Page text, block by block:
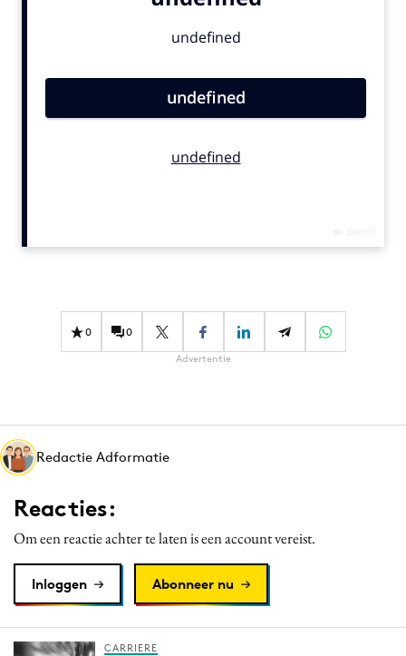
Gedragsverandering
Influencer marketing
Media
Merkstrategie
PR
Programmatic
Purpose Marketing
Reputatie & crisis
0 0
Advertentie
Redactie Adformatie
Reacties:
Om een reactie achter te laten is een account vereist.
Inloggen Abonneer nu
CARRIERE